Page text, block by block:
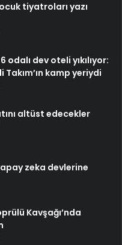
tiyatroları yazı
odalı dev oteli yıkılıyor:
Takım’ın kamp yeriydi
altüst edecekler
zeka devlerine
Kavşağı’nda